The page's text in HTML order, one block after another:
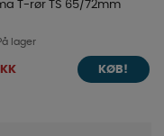
T-rør TS 65/72mm
lager
KØB!